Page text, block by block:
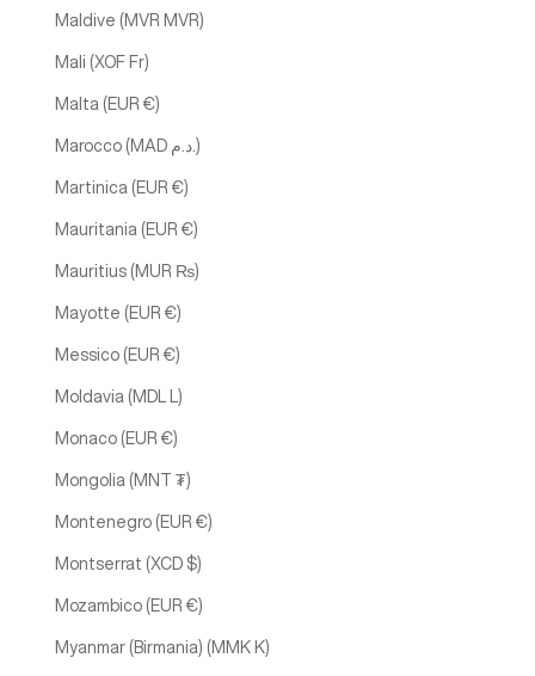
Maldive (MVR MVR)
Mali (XOF Fr)
Malta (EUR €)
Marocco (MAD د.م.)
Martinica (EUR €)
Mauritania (EUR €)
Mauritius (MUR ₨)
Mayotte (EUR €)
Messico (EUR €)
Moldavia (MDL L)
Monaco (EUR €)
Mongolia (MNT ₮)
Montenegro (EUR €)
Montserrat (XCD $)
Mozambico (EUR €)
Myanmar (Birmania) (MMK K)